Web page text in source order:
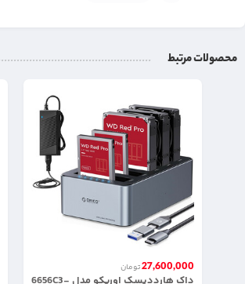
محصولات مرتبط
27,600,000تومان
داک هارددیسک اوریکو مدل 6656C3-